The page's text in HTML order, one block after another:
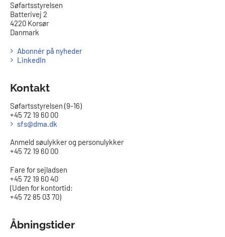
​​Søfartsstyrelsen
Batterivej 2
4220 Korsør
Danmark
Abonnér på nyheder
LinkedIn
Kontakt
Søfartsstyrelsen (9-16)
+45 72 19 60 00
sfs@dma.dk
Anmeld søulykker og personulykker
+45 72 19 60 00
Fare for sejladsen
+45 72 19 60 40
(Uden for kontortid:
+45 72 85 03 70)
Åbningstider